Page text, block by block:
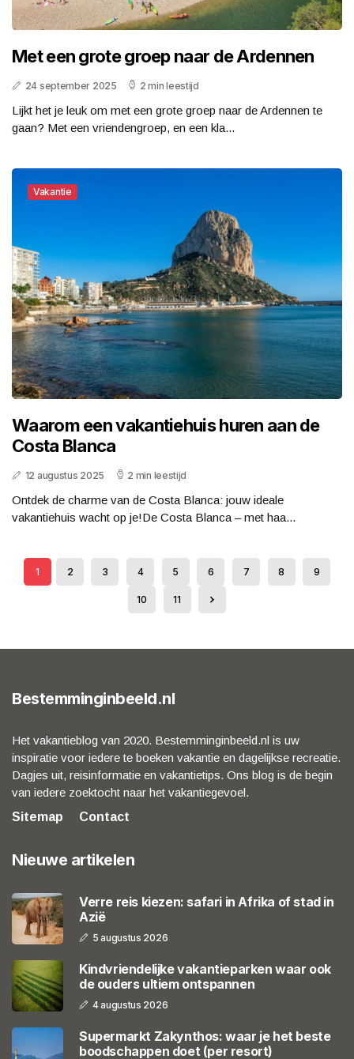
Met een grote groep naar de Ardennen
24 september 2025 2 min leestijd
Lijkt het je leuk om met een grote groep naar de Ardennen te
gaan? Met een vriendengroep, en een kla...
Vakantie
Waarom een vakantiehuis huren aan de
Costa Blanca
12 augustus 2025 2 min leestijd
Ontdek de charme van de Costa Blanca: jouw ideale
vakantiehuis wacht op je!De Costa Blanca – met haa...
1 2 3 4 5 6 7 8 9
10 11
Bestemminginbeeld.nl
Het vakantieblog van 2020. Bestemminginbeeld.nl is uw
inspiratie voor iedere te boeken vakantie en dagelijkse recreatie.
Dagjes uit, reisinformatie en vakantietips. Ons blog is de begin
van iedere zoektocht naar het vakantiegevoel.
Sitemap
Contact
Nieuwe artikelen
Verre reis kiezen: safari in Afrika of stad in
Azië
5 augustus 2026
Kindvriendelijke vakantieparken waar ook
de ouders ultiem ontspannen
4 augustus 2026
Supermarkt Zakynthos: waar je het beste
boodschappen doet (per resort)